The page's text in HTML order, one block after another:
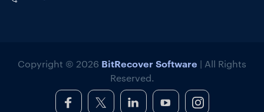
Copyright © 2026 BitRecover Software | All Rights
Reserved.